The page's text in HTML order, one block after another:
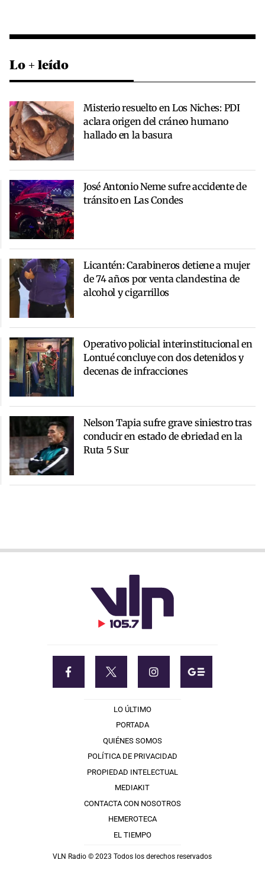
Lo + leído
Misterio resuelto en Los Niches: PDI
aclara origen del cráneo humano
hallado en la basura
José Antonio Neme sufre accidente de
tránsito en Las Condes
Licantén: Carabineros detiene a mujer
de 74 años por venta clandestina de
alcohol y cigarrillos
Operativo policial interinstitucional en
Lontué concluye con dos detenidos y
decenas de infracciones
Nelson Tapia sufre grave siniestro tras
conducir en estado de ebriedad en la
Ruta 5 Sur
LO ÚLTIMO
PORTADA
QUIÉNES SOMOS
POLÍTICA DE PRIVACIDAD
PROPIEDAD INTELECTUAL
MEDIAKIT
CONTACTA CON NOSOTROS
HEMEROTECA
EL TIEMPO
VLN Radio © 2023 Todos los derechos reservados